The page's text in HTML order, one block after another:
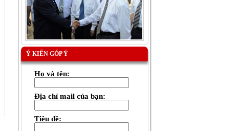
Ý KIẾN GÓP Ý
Họ và tên:
Địa chỉ mail của bạn:
Tiêu đề: